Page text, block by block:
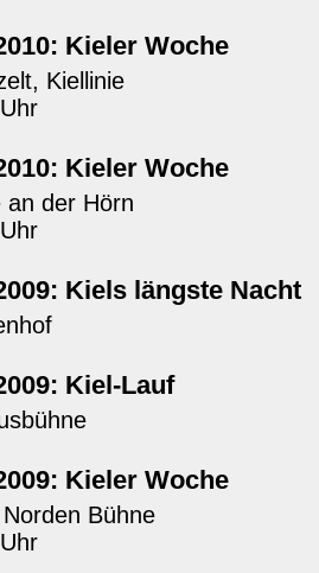
Kieler Woche
Kiellinie
Kieler Woche
an der Hörn
Kiels längste Nacht
Kiel-Lauf
Kieler Woche
Bühne